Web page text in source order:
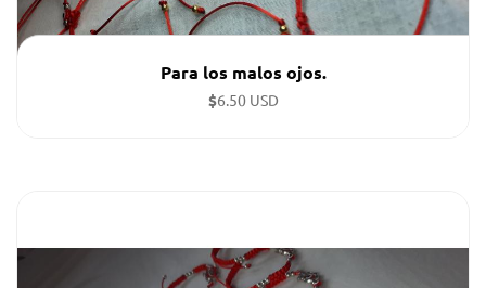
Para los malos ojos.
$6.50 USD
Pulseras por cantidad ( en la imagen hay 50 pulseras el
precio q aparece es de todas)